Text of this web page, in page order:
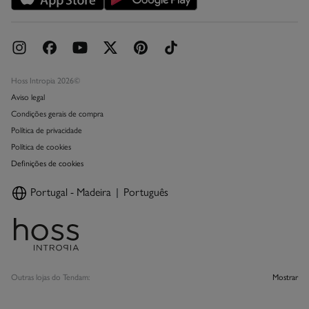
Hoss Intropia 2026©
Aviso legal
Condições gerais de compra
Política de privacidade
Política de cookies
Definições de cookies
Portugal - Madeira Português
Outras lojas do Tendam: Mostrar